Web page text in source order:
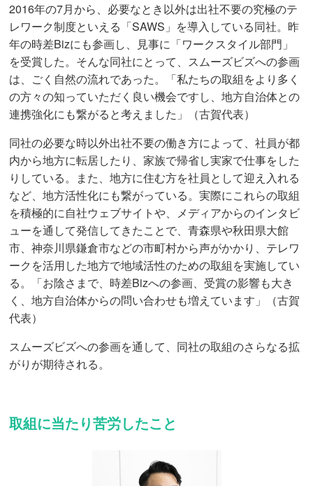
2016年の7月から、必要なとき以外は出社不要の究極のテ
レワーク制度といえる「SAWS」を導入している同社。昨
年の時差Bizにも参画し、見事に「ワークスタイル部門」
を受賞した。そんな同社にとって、スムーズビズへの参画
は、ごく自然の流れであった。「私たちの取組をより多く
の方々の知っていただく良い機会ですし、地方自治体との
連携強化にも繋がると考えました」（古賀代表）
同社の必要な時以外出社不要の働き方によって、社員が都
内から地方に転居したり、家族で帰省し実家で仕事をした
りしている。また、地方に住む方を社員として迎え入れる
など、地方活性化にも繋がっている。実際にこれらの取組
を積極的に自社ウェブサイトや、メディアからのインタビ
ューを通して発信してきたことで、青森県や秋田県大館
市、神奈川県鎌倉市などの市町村から声がかかり、テレワ
ークを活用した地方で地域活性のための取組を実施してい
る。「お陰さまで、時差Bizへの参画、受賞の影響も大き
く、地方自治体からの問い合わせも増えています」（古賀
代表）
スムーズビズへの参画を通して、同社の取組のさらなる拡
がりが期待される。
取組に当たり苦労したこと